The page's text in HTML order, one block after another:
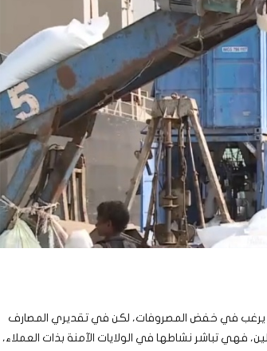
يرغب في خفض المصروفات، لكن في تقديري المصارف
فهي تباشر نشاطها في الولايات الآمنة بذات العملاء،